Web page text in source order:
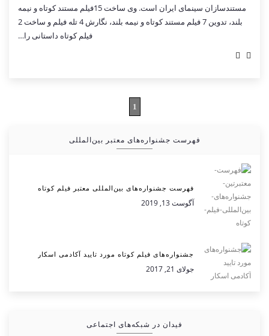
مستندسازان سینمای ایران است. وی ساخت 15فیلم مستند کوتاه و نیمه
بلند، تدوین 7 فیلم مستند کوتاه و نیمه بلند، نگارش 4 تله فیلم و ساخت 2
فیلم کوتاه داستانی را…
1
فهرست جشنواره‌های معتبر بین‌المللی
فهرست جشنواره‌های بین‌المللی معتبر فیلم کوتاه
آگوست 13, 2019
جشنواره‌های فیلم کوتاه مورد تایید آکادمی اسکار
جولای 21, 2017
فیدان در شبکه‌های اجتماعی